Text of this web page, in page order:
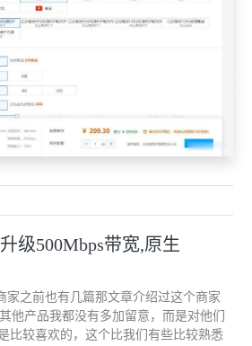
级500Mbps带宽,原生
家之前也有几篇那文章介绍过这个商家
他产品我都没有多加留意，而是对他们
比较喜欢的，这个比我们有些比较熟悉